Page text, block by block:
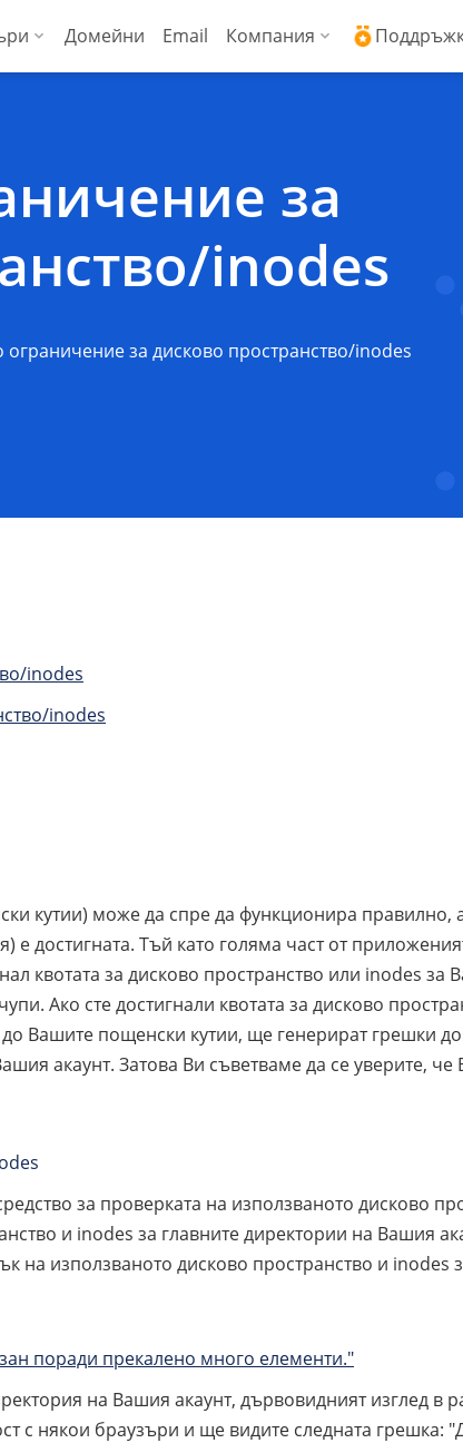
Домейни Email Компания
Сигурност и
Мнения на нашиAPI за
за
inodes
ограничение за дисково пространство/inodes
inodes
inodes
кутии) може да спре да функционира правилно,
достигната. Тъй като голяма част от
квотата за дисково пространство или inodes
Ако сте достигнали квотата за дисково
Вашите пощенски кутии, ще генерират грешки
акаунт. Затова Ви съветваме да се уверите,
за проверката на използваното дисково
и inodes за главните директории на Вашия
на използваното дисково пространство и inodes
поради прекалено много елементи."
на Вашия акаунт, дървовидният изглед в
с някои браузъри и ще видите следната грешка: